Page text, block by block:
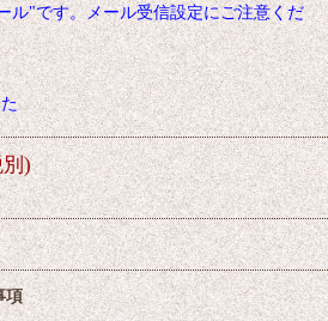
ル"です。メール受信設定にご注意くだ
)
項